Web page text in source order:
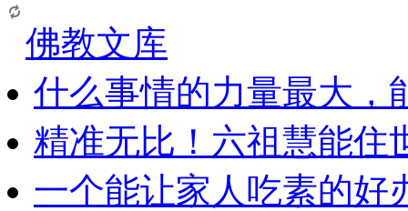
佛教文库
什么事情的力量最大，
精准无比！六祖慧能住
一个能让家人吃素的好